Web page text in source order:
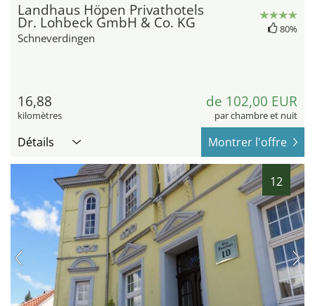
Landhaus Höpen Privathotels
Dr. Lohbeck GmbH & Co. KG
Schneverdingen
80%
16,88
kilomètres
de 102,00 EUR
par chambre et nuit
Détails Montrer l'offre
12